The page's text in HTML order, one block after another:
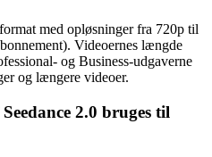
med opløsninger fra 720p til
Videoernes længde
og Business-udgaverne
og længere videoer.
2.0 bruges til